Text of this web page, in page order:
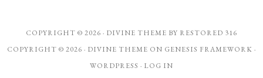
COPYRIGHT © 2026 · DIVINE THEME BY RESTORED 316
COPYRIGHT © 2026 · DIVINE THEME ON GENESIS FRAMEWORK ·
WORDPRESS · LOG IN